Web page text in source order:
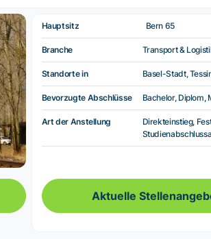
Hauptsitz Bern 65
Branche Transport &
Standorte in Basel-Stadt,
Bevorzugte Abschlüsse Bachelor, Diplom,
Art der Anstellung
Direkteinstieg,
Aktuelle